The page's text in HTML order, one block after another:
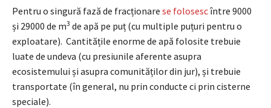
Pentru o singură fază de fracționare se folosescîntre 9000
și 29000 de m3 de apă pe puț (cu multiple puțuri pentru o
exploatare). Cantitățile enorme de apă folosite trebuie
luate de undeva (cu presiunile aferente asupra
ecosistemului și asupra comunităților din jur), și trebuie
transportate (în general, nu prin conducte ci prin cisterne
speciale).